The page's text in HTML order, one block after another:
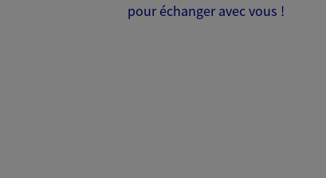
pour échanger avec vous !